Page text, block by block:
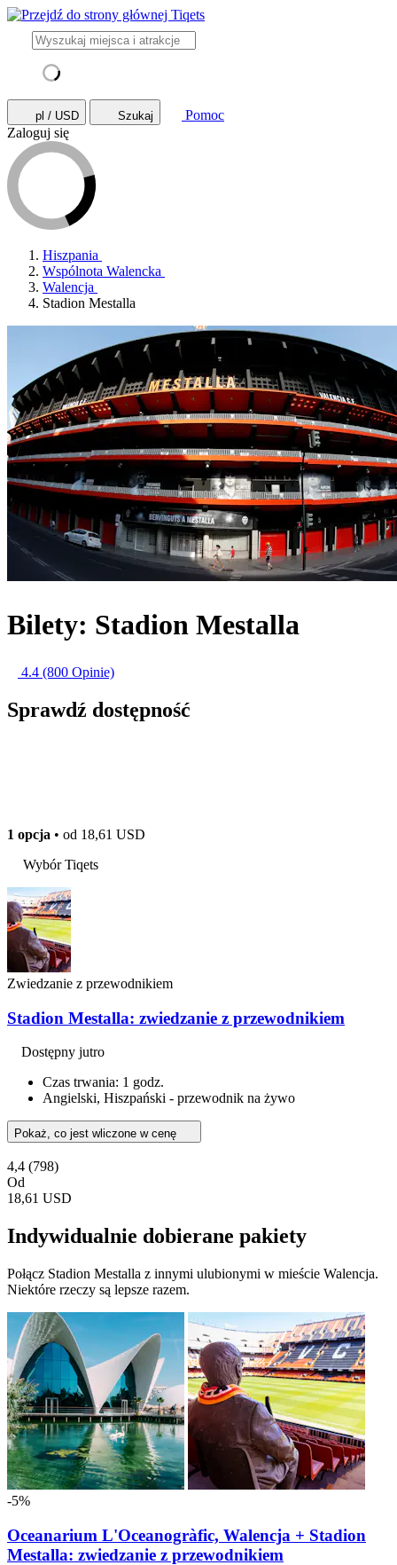
pl / USD Szukaj
Pomoc
Zaloguj się
Hiszpania
Wspólnota Walencka
Walencja
Stadion Mestalla
Bilety: Stadion Mestalla
4.4 (800 Opinie)
Sprawdź dostępność
1 opcja • od 18,61 USD
Wybór Tiqets
Zwiedzanie z przewodnikiem
Stadion Mestalla: zwiedzanie z przewodnikiem
Dostępny jutro
Czas trwania: 1 godz.
Angielski, Hiszpański - przewodnik na żywo
Pokaż, co jest wliczone w cenę
4,4 (798)
Od
18,61 USD
Indywidualnie dobierane pakiety
Połącz Stadion Mestalla z innymi ulubionymi w mieście Walencja.
Niektóre rzeczy są lepsze razem.
-5%
Oceanarium L'Oceanogràfic, Walencja + Stadion
Mestalla: zwiedzanie z przewodnikiem